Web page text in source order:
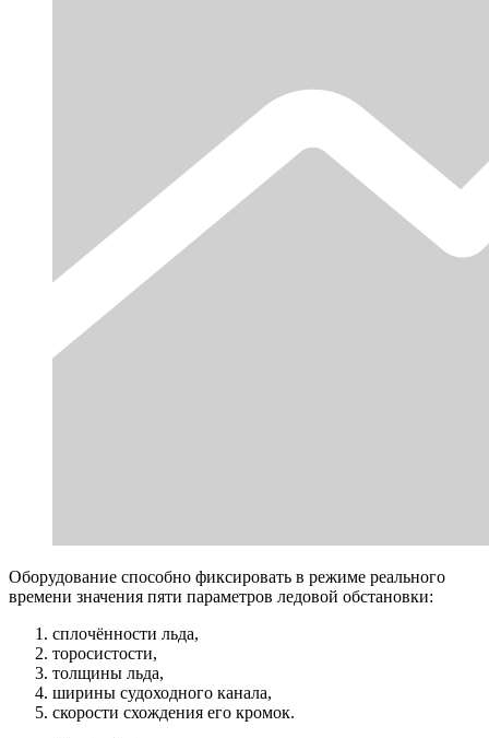
Оборудование способно фиксировать в режиме реального
времени значения пяти параметров ледовой обстановки:
сплочённости льда,
торосистости,
толщины льда,
ширины судоходного канала,
скорости схождения его кромок.